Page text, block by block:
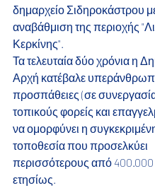
δημαρχείο Σιδηροκάστρου
αναβάθμιση της περιοχής
Κερκίνης".
Τα τελευταία δύο χρόνια η
Αρχή κατέβαλε
προσπάθειες (σε
τοπικούς φορείς και
να ομορφύνει η
τοποθεσία που προσελκύει
περισσότερους από 400.000
ετησίως.